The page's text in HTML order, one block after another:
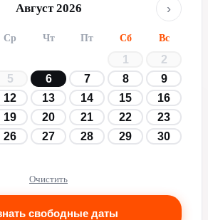
Август 2026 ›
Ср Чт Пт Сб Вс
1
2
5 6 7 8
9
12 13 14 15
16
19 20 21 22
23
26 27 28 29
30
Очистить
свободные даты